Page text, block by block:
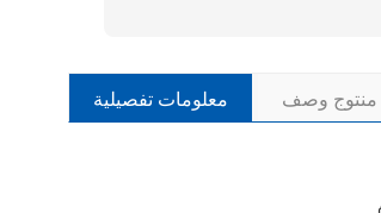
معلومات تفصيلية منتوج وصف